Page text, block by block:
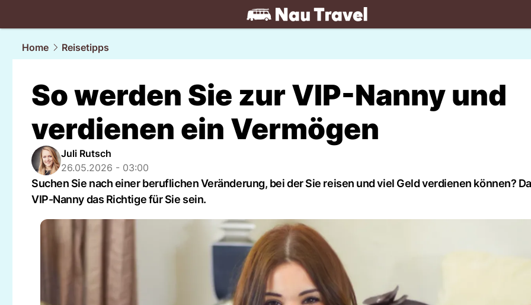
travel.NAU.ch
Home
Reisetipps
So werden Sie zur VIP-Nanny und
verdienen ein Vermögen
Juli Rutsch
26.05.2026 - 03:00
Suchen Sie nach einer beruflichen Veränderung, bei der Sie reisen und viel Geld verdienen können?
VIP-Nanny das Richtige für Sie sein.